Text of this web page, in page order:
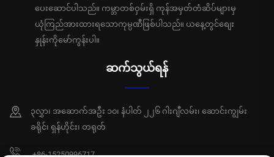
ပေးဆောင်ပါသည်။ ကမ္ဘာတစ်ဝှမ်းရှိ ကုန်အမှတ်တံဆိပ်များမှ
ယုံကြည်အားထားရသောကုမ္ပဏီဖြစ်ပါသည်။ ယနေ့တွင်စျေး
နှုန်းကိုမော်ကွန်းပါ။
ဆက်သွယ်ရန်
၃လွှာ၊ အဆောက်အဦး ၁၀၊ နံပါတ် ၂၂၆ ဂါးဂျီလမ်း၊ ဆောင်းကျွမ်း
ခရိုင်၊ ရှန်ဟိုင်း၊ တရုတ်
+86-15250996717